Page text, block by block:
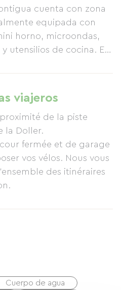
cuenta con zona
equipada con
horno, microondas,
utensilios de cocina. El
de una cama doble
de noche y armario.
con silla. Se puede
petición.
viajeros
de la piste
la Doller.
fermée et de garage
vos vélos. Nous vous
des itinéraires
Cuerpo de agua